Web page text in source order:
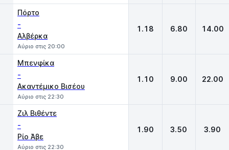
Πόρτο
-
Αλβέρκα
Αύριο στις 20:00
1.18 6.80 14.00
Μπενφίκα
-
Ακαντέμικο Βισέου
Αύριο στις 22:30
1.10 9.00 22.00
Ζιλ Βιθέντε
-
Ρίο Άβε
Αύριο στις 22:30
1.90 3.50 3.90